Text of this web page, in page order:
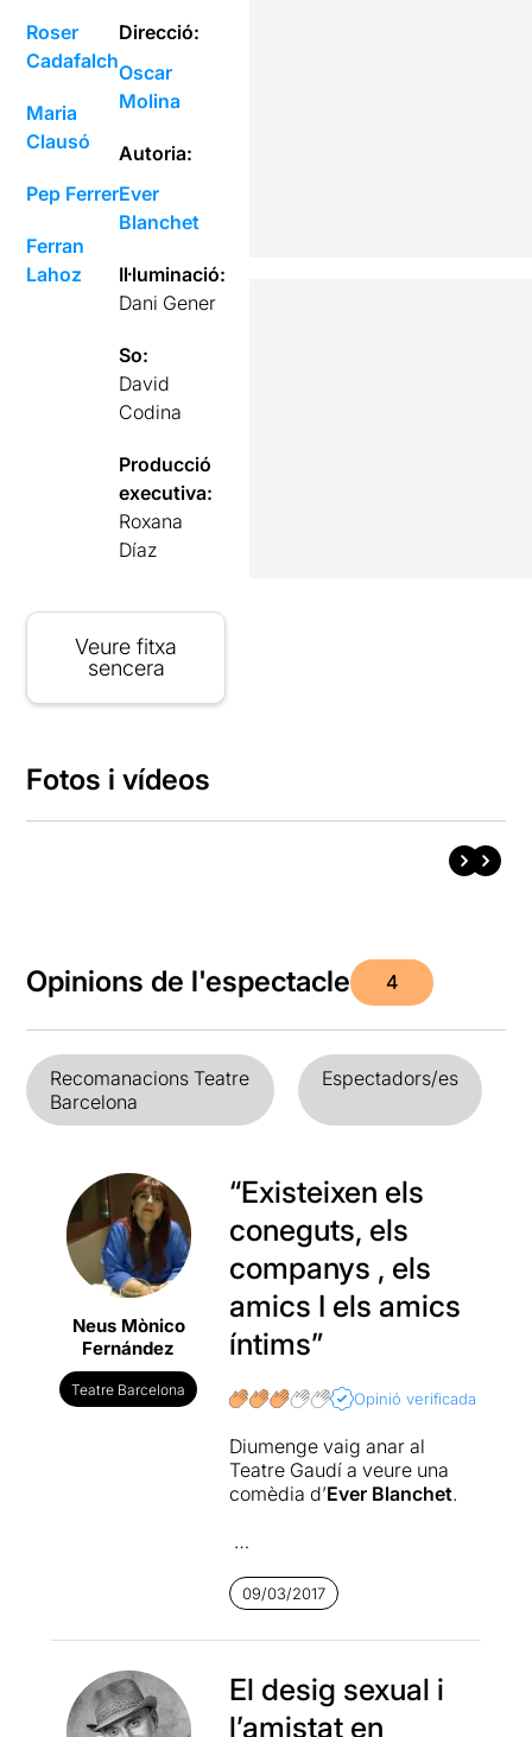
Roser
Cadafalch
Maria
Clausó
Pep Ferrer
Ferran
Lahoz
Direcció:
Oscar
Molina
Autoria:
Ever
Blanchet
Il·luminació:
Dani Gener
So:
David
Codina
Producció
executiva:
Roxana
Díaz
Veure fitxa
sencera
Fotos i vídeos
Opinions de l'espectacle 4
Recomanacions Teatre
Barcelona
Espectadors/es
Neus Mònico
Fernández
Teatre Barcelona
“Existeixen els
coneguts, els
companys , els
amics I els amics
íntims”
Opinió verificada
Diumenge vaig anar al
Teatre Gaudí a veure una
comèdia d’Ever Blanchet.
Sota la direcció d’
Molinaquatre actors de
l’escena catalana.Pep
Cadafalch i Ferran Lahoz
interpreten a les dues
parelles protagonistes de
09/03/2017
El desig sexual i
l’amistat en